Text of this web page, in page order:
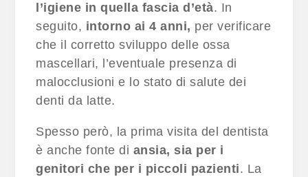
l’igiene in quella fascia d’età. In
seguito, intorno ai 4 anni, per verificare
che il corretto sviluppo delle ossa
mascellari, l’eventuale presenza di
malocclusioni e lo stato di salute dei
denti da latte.
Spesso però, la prima visita del dentista
è anche fonte di ansia, sia per i
genitori che per i piccoli pazienti. La